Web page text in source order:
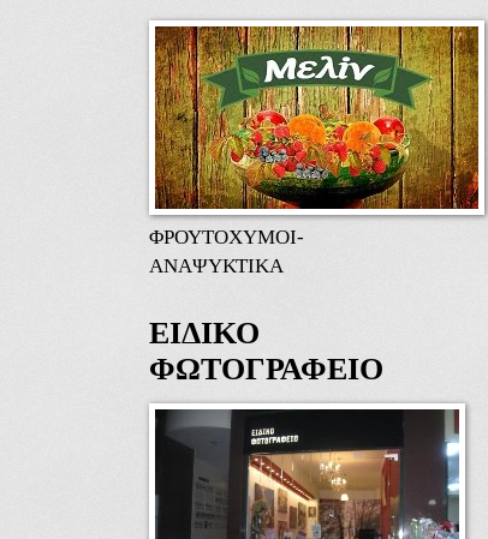
ΦΡΟΥΤΟΧΥΜΟΙ-
ΑΝΑΨΥΚΤΙΚΑ
ΕΙΔΙΚΟ
ΦΩΤΟΓΡΑΦΕΙΟ